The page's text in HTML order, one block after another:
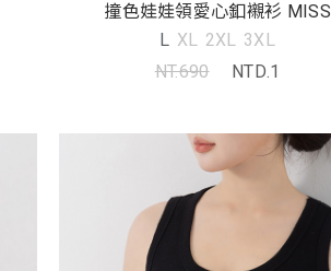
撞色娃娃領愛心釦襯衫 MISS
L XL 2XL 3XL
NT.690
NTD.1